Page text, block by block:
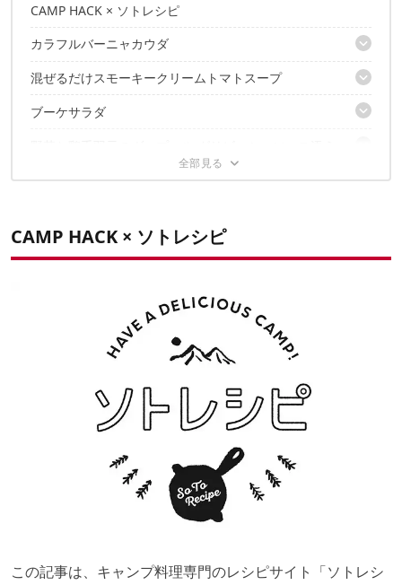
CAMP HACK × ソトレシピ
カラフルバーニャカウダ
道具
材料
混ぜるだけスモーキークリームトマトスープ
道具
ブーケサラダ
道具
シェフのひとこと
フルーツのスコップデザート
調理時間
材料
CAMP HACK × ソトレシピ
この記事は、キャンプ料理専門のレシピサイト「ソトレシ